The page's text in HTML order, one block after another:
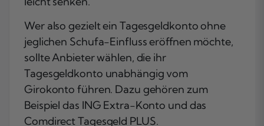
Wer also gezielt ein Tagesgeldkonto ohne
jeglichen Schufa-Einfluss eröffnen möchte,
sollte Anbieter wählen, die ihr
Tagesgeldkonto unabhängig vom
Girokonto führen. Dazu gehören zum
Beispiel das ING Extra-Konto und das
Comdirect Tagesgeld PLUS.